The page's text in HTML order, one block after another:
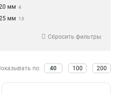
мм 4
мм 13
мм
Сбросить фильтры
по: 40 100 200